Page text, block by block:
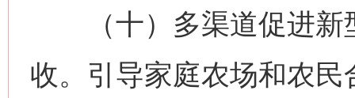
（十）多渠道促进新
收。引导家庭农场和农